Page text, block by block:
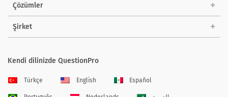
Çözümler
Şirket
Kendi dilinizde QuestionPro
Türkçe English Español